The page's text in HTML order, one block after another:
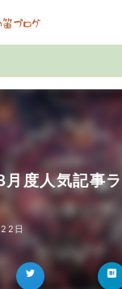
度人気記事ラ
日